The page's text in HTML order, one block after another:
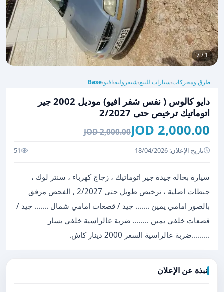
1 / 7
طرق ومحركات›سيارات للبيع›شيفروليه›افيو›
Base
دايو كالوس ( نفس شفر افيو) موديل 2002 جير
اتوماتيك ترخيص حتى 2/2027
2,000.00 JOD
2,000.00 JOD
تاريخ الإعلان: 18/04/2026 51
سيارة بحاله جيدة جير اتوماتيك ، زجاج كهرباء ، سنتر لوك ،
جنطات اصلية ، ترخيص طويل حتى 2/2027 , الفحص مرفق
بالصور امامي يمين ....... جيد / قصعات امامي شمال ....... جيد /
قصعات خلفي يمين ........ ضربة عالراسية خلفي يسار
.........ضربة عالراسية السعر 2000 دينار كاش.
نبذة عن الإعلان